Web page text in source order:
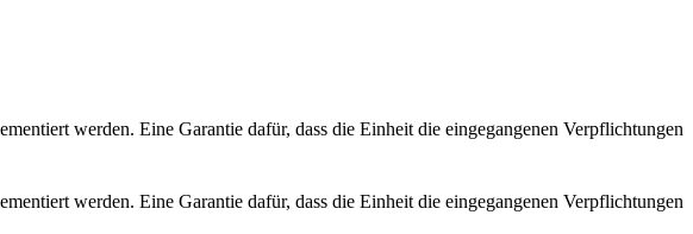
werden. Eine Garantie dafür, dass die Einheit die eingegangenen Verpflichtungen
werden. Eine Garantie dafür, dass die Einheit die eingegangenen Verpflichtungen